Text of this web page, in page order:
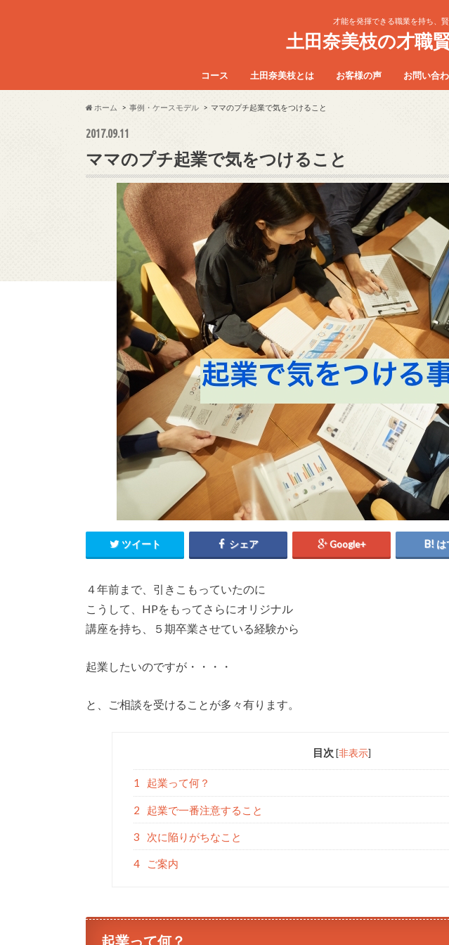
才能を発揮できる職業を持ち、
土田奈美枝の才職
コース
養成講座
養成講座
土田奈美枝とは お客様の声 お問い合
ホーム 事例・ケースモデル ママのプチ起業で気をつけること
2017.09.11
ママのプチ起業で気をつけること
ツイート シェア Google+ は
４年前まで、引きこもっていたのに
こうして、HPをもってさらにオリジナル
講座を持ち、５期卒業させている経験から
起業したいのですが・・・・
と、ご相談を受けることが多々有ります。
目次 [非表示]
1 起業って何？
2 起業で一番注意すること
3 次に陥りがちなこと
4 ご案内
起業って何？